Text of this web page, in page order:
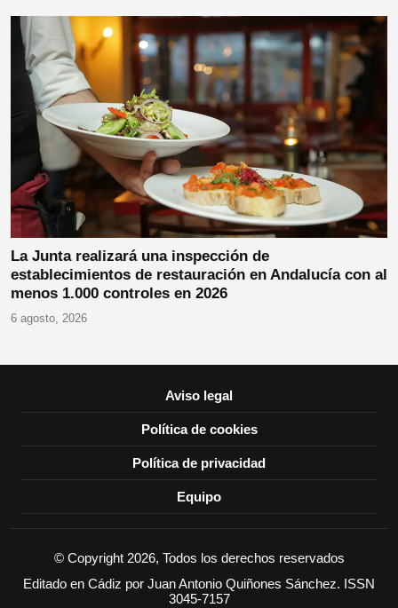
La Junta realizará una inspección de
establecimientos de restauración en Andalucía con al
menos 1.000 controles en 2026
6 agosto, 2026
Aviso legal
Política de cookies
Política de privacidad
Equipo
© Copyright 2026, Todos los derechos reservados
Editado en Cádiz por Juan Antonio Quiñones Sánchez. ISSN
3045-7157